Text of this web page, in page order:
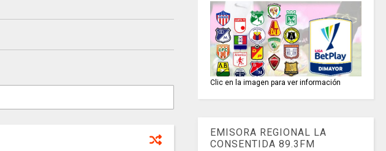
Clic en la imagen para ver información
EMISORA REGIONAL LA
CONSENTIDA 89.3FM